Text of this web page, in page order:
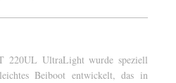
220UL UltraLight wurde speziell
Beiboot entwickelt, das in